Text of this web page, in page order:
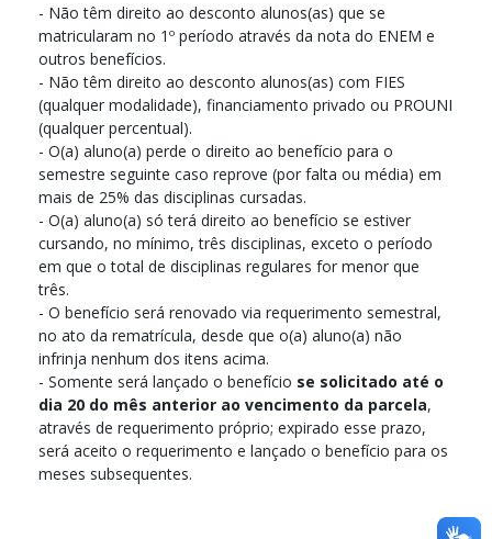
- Não têm direito ao desconto alunos(as) que se
matricularam no 1º período através da nota do ENEM e
outros benefícios.
- Não têm direito ao desconto alunos(as) com FIES
(qualquer modalidade), financiamento privado ou PROUNI
(qualquer percentual).
- O(a) aluno(a) perde o direito ao benefício para o
semestre seguinte caso reprove (por falta ou média) em
mais de 25% das disciplinas cursadas.
- O(a) aluno(a) só terá direito ao benefício se estiver
cursando, no mínimo, três disciplinas, exceto o período
em que o total de disciplinas regulares for menor que
três.
- O benefício será renovado via requerimento semestral,
no ato da rematrícula, desde que o(a) aluno(a) não
infrinja nenhum dos itens acima.
- Somente será lançado o benefício se solicitado até o
dia 20 do mês anterior ao vencimento da parcela,
através de requerimento próprio; expirado esse prazo,
será aceito o requerimento e lançado o benefício para os
meses subsequentes.